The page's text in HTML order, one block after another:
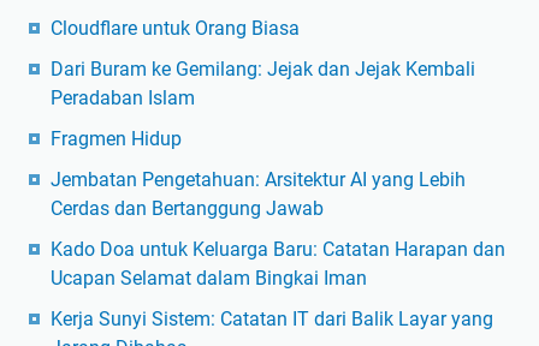
Cloudflare untuk Orang Biasa
Dari Buram ke Gemilang: Jejak dan Jejak Kembali
Peradaban Islam
Fragmen Hidup
Jembatan Pengetahuan: Arsitektur AI yang Lebih
Cerdas dan Bertanggung Jawab
Kado Doa untuk Keluarga Baru: Catatan Harapan dan
Ucapan Selamat dalam Bingkai Iman
Kerja Sunyi Sistem: Catatan IT dari Balik Layar yang